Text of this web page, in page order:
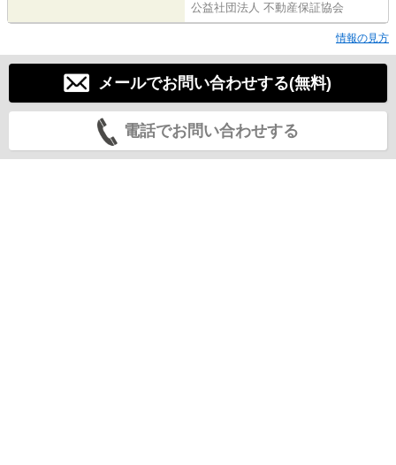
公益社団法人 不動産保証協会
情報の見方
メールでお問い合わせする(無料)
電話でお問い合わせする